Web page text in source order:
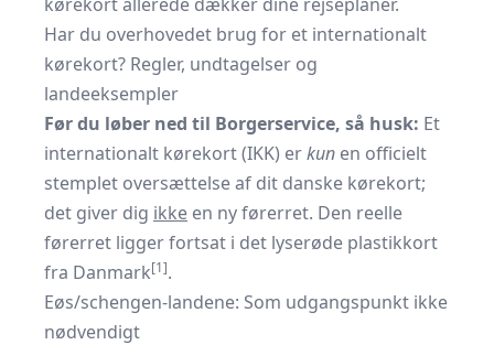
Har du overhovedet brug for et internationalt
kørekort? Regler, undtagelser og
landeeksempler
Før du løber ned til Borgerservice, så husk: Et
internationalt kørekort (IKK) erkun en officielt
stemplet oversættelse af dit danske kørekort;
det giver dig ikke en ny førerret. Den reelle
førerret ligger fortsat i det lyserøde plastikkort
fra Danmark[1].
Eøs/schengen-landene: Som udgangspunkt ikke
nødvendigt